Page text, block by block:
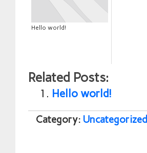
Hello world!
Related Posts:
Hello world!
Category: Uncategorized